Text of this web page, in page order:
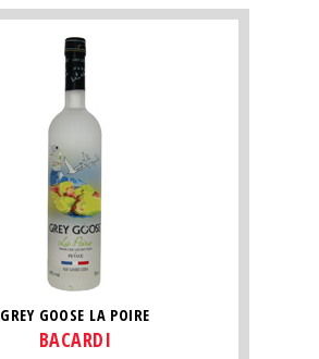
GREY GOOSE LA POIRE
BACARDI